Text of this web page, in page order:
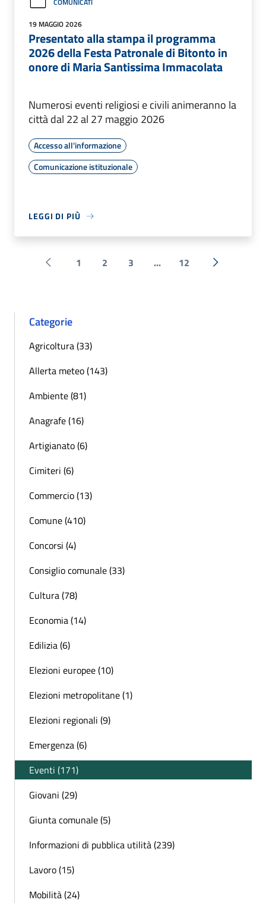
19 MAGGIO 2026
Presentato alla stampa il programma
2026 della Festa Patronale di Bitonto in
onore di Maria Santissima Immacolata
Numerosi eventi religiosi e civili animeranno la
città dal 22 al 27 maggio 2026
Accesso all'informazione
Comunicazione istituzionale
LEGGI DI PIÙ
Pagina precedente
1 2 3 ... 12 Successiva
Categorie
Agricoltura (33)
Allerta meteo (143)
Ambiente (81)
Anagrafe (16)
Artigianato (6)
Cimiteri (6)
Commercio (13)
Comune (410)
Concorsi (4)
Consiglio comunale (33)
Cultura (78)
Economia (14)
Edilizia (6)
Elezioni europee (10)
Elezioni metropolitane (1)
Elezioni regionali (9)
Emergenza (6)
Eventi (171)
Giovani (29)
Giunta comunale (5)
Informazioni di pubblica utilità (239)
Lavoro (15)
Mobilità (24)